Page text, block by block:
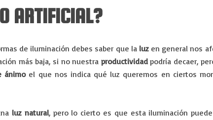
ARTIFICIAL?
de iluminación debes saber que la luzen general nos
más baja, si no nuestra productividadpodría decaer,
ánimoel que nos indica qué luz queremos en ciertos
luz natural, pero lo cierto es que esta iluminación